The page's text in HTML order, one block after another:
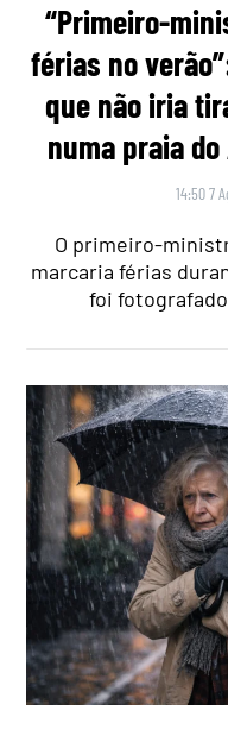
“Primeiro-
férias no
que não iria
numa praia
14:50 7
O primeiro-
marcaria férias
foi